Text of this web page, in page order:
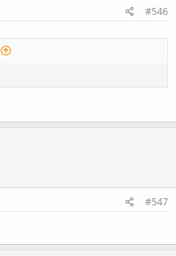
#546
#547